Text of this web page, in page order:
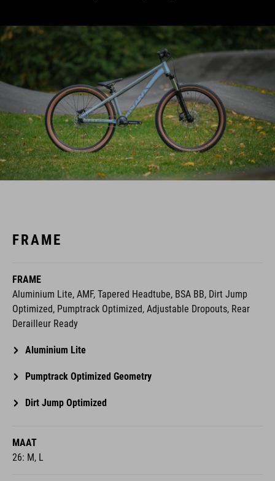
FRAME
FRAME
Aluminium Lite, AMF, Tapered Headtube, BSA BB, Dirt Jump
Optimized, Pumptrack Optimized, Adjustable Dropouts, Rear
Derailleur Ready
Aluminium Lite
Pumptrack Optimized Geometry
Dirt Jump Optimized
MAAT
26: M, L